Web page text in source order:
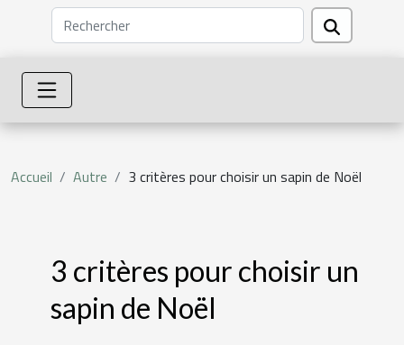
Accueil Autre 3 critères pour choisir un sapin de Noël
3 critères pour choisir un
sapin de Noël